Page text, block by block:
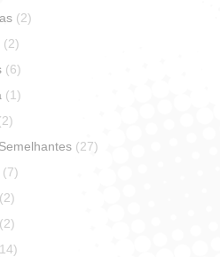
(2)
(2)
(6)
(1)
(27)
(7)
(2)
(2)